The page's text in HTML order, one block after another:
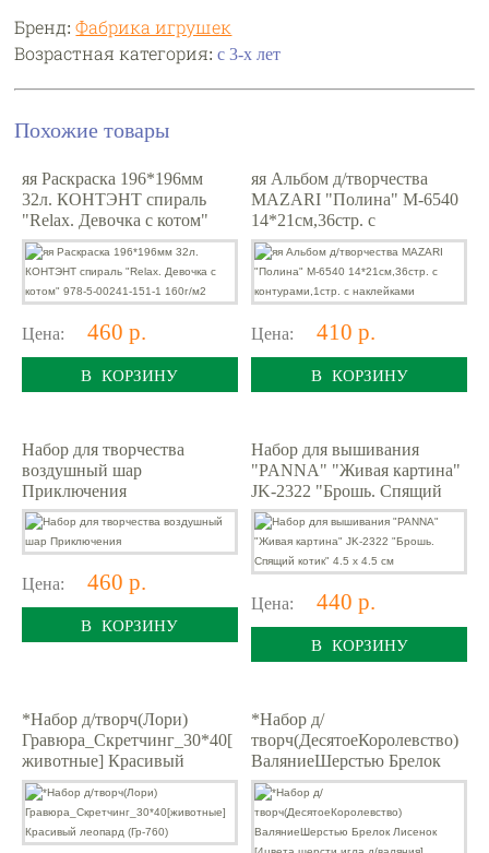
Бренд:Фабрика игрушек
Возрастная категория:с 3-х лет
Похожие товары
яя Раскраска 196*196мм
32л. КОНТЭНТ спираль
"Relax. Девочка с котом"
978-5-00241-151-1 160г/м2
Цена: 460 р.
В КОРЗИНУ
яя Альбом д/творчества
MAZARI "Полина" M-6540
14*21см,36стр. с
контурами,1стр. с
наклейками
Цена: 410 р.
В КОРЗИНУ
Набор для творчества
воздушный шар
Приключения
Цена: 460 р.
В КОРЗИНУ
Набор для вышивания
"PANNA" "Живая картина"
JK-2322 "Брошь. Спящий
котик" 4.5 х 4.5 см
Цена: 440 р.
В КОРЗИНУ
*Набор д/творч(Лори)
Гравюра_Скретчинг_30*40[
животные] Красивый
леопард (Гр-760)
*Набор д/
творч(ДесятоеКоролевство)
ВаляниеШерстью Брелок
Лисенок [4цвета
шерсти,игла д/валяния]